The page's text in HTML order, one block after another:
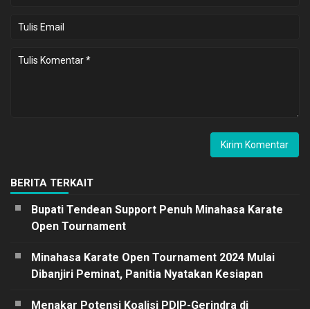
BERITA TERKAIT
Bupati Tendean Support Penuh Minahasa Karate
Open Tournament
Minahasa Karate Open Tournament 2024 Mulai
Dibanjiri Peminat, Panitia Nyatakan Kesiapan
Menakar Potensi Koalisi PDIP-Gerindra di